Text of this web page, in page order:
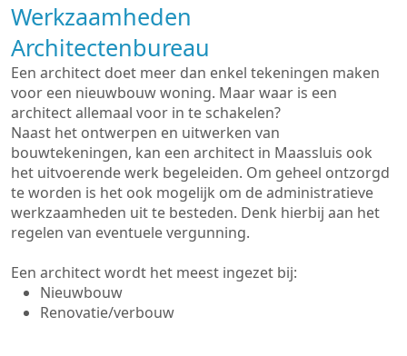
Werkzaamheden
Architectenbureau
Een architect doet meer dan enkel tekeningen maken
voor een nieuwbouw woning. Maar waar is een
architect allemaal voor in te schakelen?
Naast het ontwerpen en uitwerken van
bouwtekeningen, kan een architect in Maassluis ook
het uitvoerende werk begeleiden. Om geheel ontzorgd
te worden is het ook mogelijk om de administratieve
werkzaamheden uit te besteden. Denk hierbij aan het
regelen van eventuele vergunning.
Een architect wordt het meest ingezet bij:
Nieuwbouw
Renovatie/verbouw